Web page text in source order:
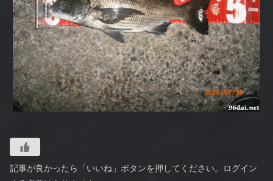
記事が良かったら「いいね」ボタンを押してください。ログイン